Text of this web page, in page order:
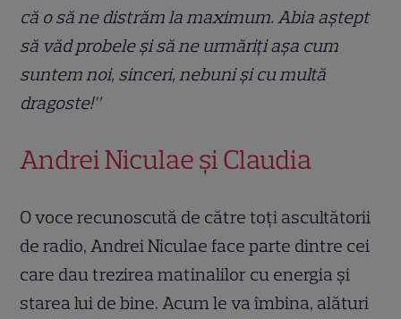
că o să ne distrăm la maximum. Abia aștept
să văd probele și să ne urmăriți așa cum
suntem noi, sinceri, nebuni și cu multă
dragoste!”
Andrei Niculae și Claudia
O voce recunoscută de către toți ascultătorii
de radio, Andrei Niculae face parte dintre cei
care dau trezirea matinalilor cu energia și
starea lui de bine. Acum le va îmbina, alături